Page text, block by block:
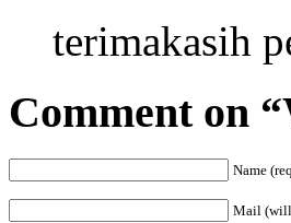
terimakasih
Comment on
Name
Mail (will